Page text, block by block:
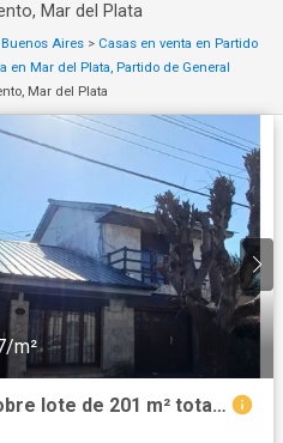
Mar del Plata
Aires > Casas en venta en Partido
en Mar del Plata, Partido de General
Mar del Plata
m²
Casa-Chalet de 5 amb. sobre lote de 201 m² totales. Cel: 223542----